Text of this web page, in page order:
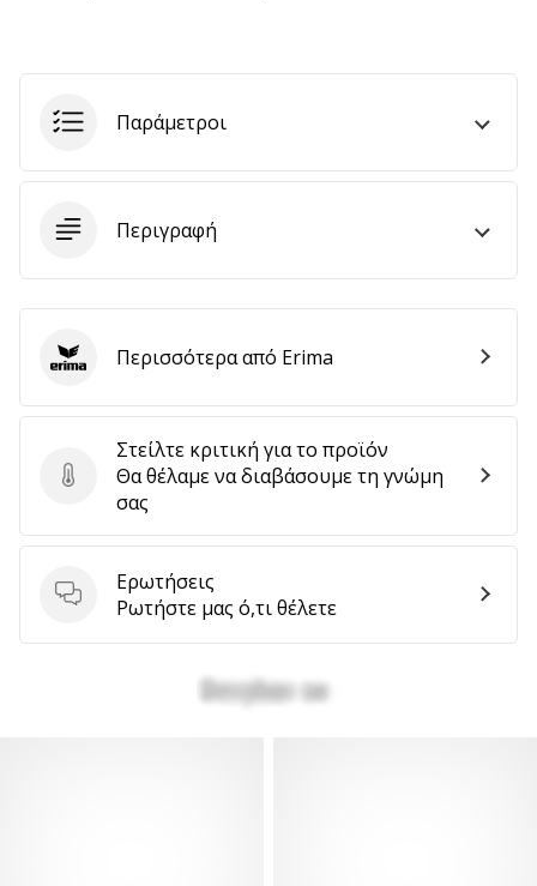
Εμφάνιση
των
Παράμετροι
Περιγραφή
Στείλτε κριτική για το προϊόν
Στείλτε κριτική για το προϊόν
Θα θέλαμε να διαβάσουμε τη γνώμη
σας
Ερωτήσεις
Ερωτήσεις
Ρωτήστε μας ό,τι θέλετε
ErimaΠερισσότερα από Erima